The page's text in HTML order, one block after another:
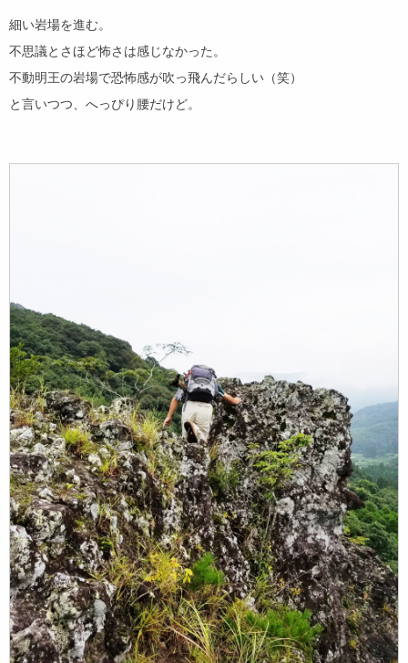
細い岩場を進む。
不思議とさほど怖さは感じなかった。
不動明王の岩場で恐怖感が吹っ飛んだらしい（笑）
と言いつつ、へっぴり腰だけど。